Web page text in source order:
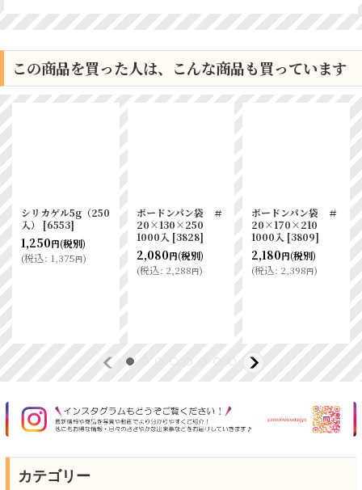
この商品を買った人は、こんな商品も買っています
シリカゲル5g（250
入）
[6553]
1,250円(税別)
(税込: 1,375円)
ボードンパン袋 ＃
20×130×250
1000入 [3828]
2,080円(税別)
(税込: 2,288円)
ボードンパン袋 ＃
20×170×210
1000入 [3809]
2,180円(税別)
(税込: 2,398円)
カテゴリー